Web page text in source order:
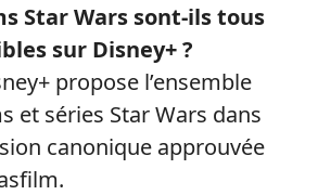
Star Wars sont-ils tous
sur Disney+ ?
propose l’ensemble
et séries Star Wars dans
canonique approuvée